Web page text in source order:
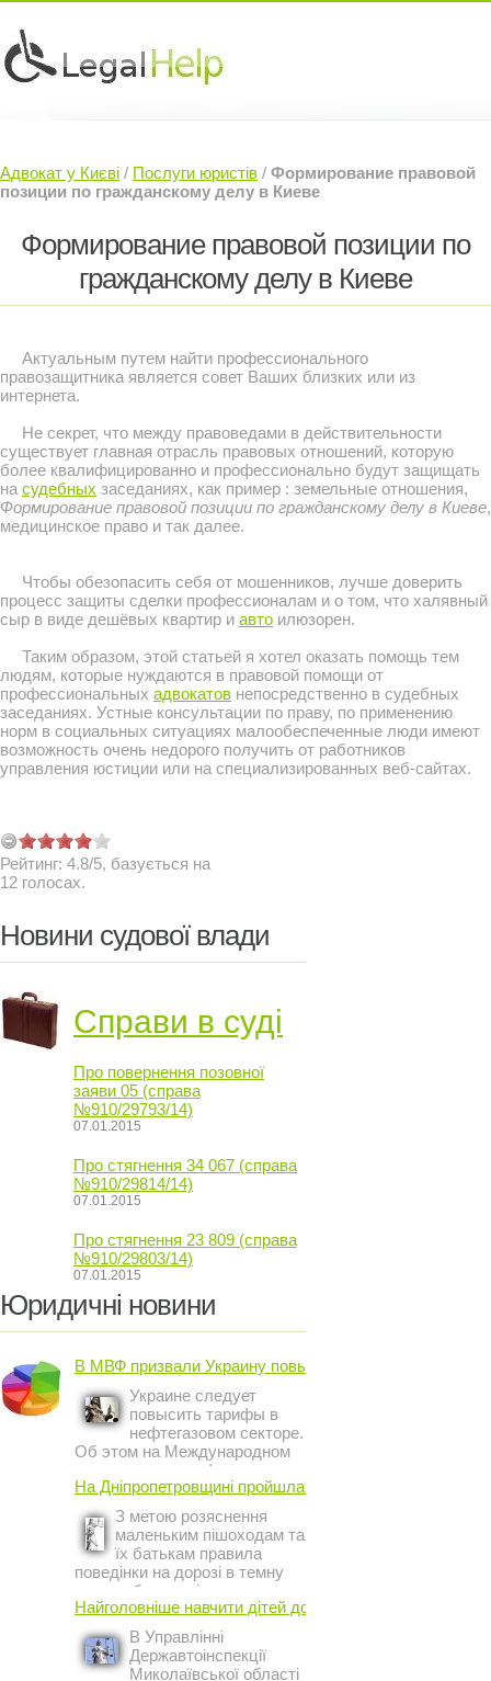
Судовий Адвокат »
Контакти »
Адвокат у Києві / Послуги юристів / Формирование правовой
позиции по гражданскому делу в Киеве
Формирование правовой позиции по
гражданскому делу в Киеве
Актуальным путем найти профессионального
правозащитника является совет Ваших близких или из
интернета.
Не секрет, что между правоведами в действительности
существует главная отрасль правовых отношений, которую
более квалифицированно и профессионально будут защищать
на судебных заседаниях, как пример : земельные отношения,
Формирование правовой позиции по гражданскому делу в Киеве,
медицинское право и так далее.
Чтобы обезопасить себя от мошенников, лучше доверить
процесс защиты сделки профессионалам и о том, что халявный
сыр в виде дешёвых квартир и авто илюзорен.
Таким образом, этой статьей я хотел оказать помощь тем
людям, которые нуждаются в правовой помощи от
профессиональных адвокатов непосредственно в судебных
заседаниях. Устные консультации по праву, по применению
норм в социальных ситуациях малообеспеченные люди имеют
возможность очень недорого получить от работников
управления юстиции или на специализированных веб-сайтах.
Рейтинг: 4.8/5, базується на
12 голосах.
Новини судової влади
Справи в суді
Про повернення позовної
заяви 05 (справа
№910/29793/14)
07.01.2015
Про стягнення 34 067 (справа
№910/29814/14)
07.01.2015
Про стягнення 23 809 (справа
№910/29803/14)
07.01.2015
Юридичні новини
В МВФ призвали Украину повысить ...
Украине следует
повысить тарифы в
нефтегазовом секторе.
Об этом на Международном
инвестиционном форуме в
Киеве заявил постоянный
представитель МВФ на
Украине Жером Ваше.
На Дніпропетровщині пройшла акція ...
З метою розяснення
маленьким пішоходам та
їх батькам правила
поведінки на дорозі в темну
пору доби, працівники сектору
профілактичної роботи відділу
ДАІ з обслуговування міста
Кривий Ріг провели ...
Найголовніше навчити дітей дотримуватися ...
В Управлінні
Державтоінспекції
Миколаївської області